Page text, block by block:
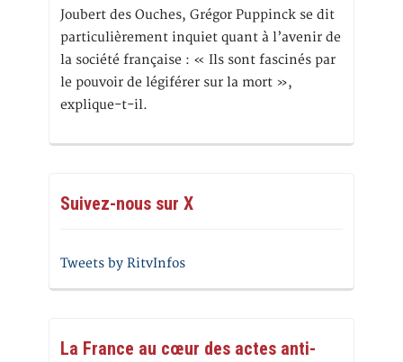
Joubert des Ouches, Grégor Puppinck se dit
particulièrement inquiet quant à l’avenir de
la société française : « Ils sont fascinés par
le pouvoir de légiférer sur la mort »,
explique-t-il.
Suivez-nous sur X
Tweets by RitvInfos
La France au cœur des actes anti-